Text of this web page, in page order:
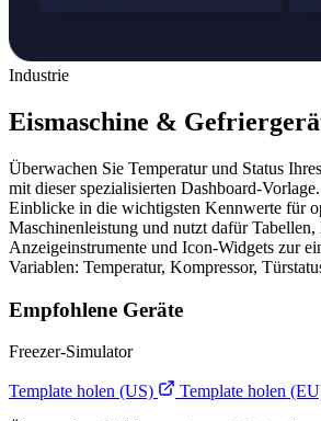
Industrie
Eismaschine &
Überwachen Sie Temperatur und Status
mit dieser spezialisierten Dashboard-
Einblicke in die wichtigsten Kennwerte für
Maschinenleistung und nutzt dafür Tabellen,
Anzeigeinstrumente und Icon-Widgets zur
Variablen: Temperatur, Kompressor,
Empfohlene Geräte
Freezer-Simulator
Template holen (US)
Template holen